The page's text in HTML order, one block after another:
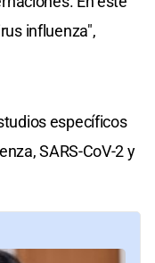
influenza",
específicos
SARS-CoV-2 y